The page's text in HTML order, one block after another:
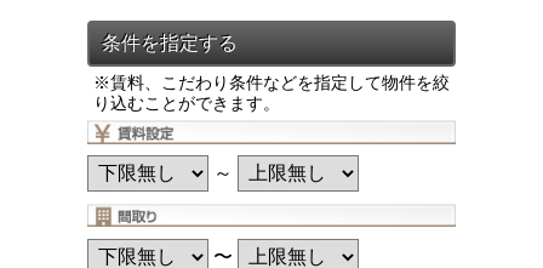
※賃料、こだわり条件などを指定して物件を絞
り込むことができます。
～
〜